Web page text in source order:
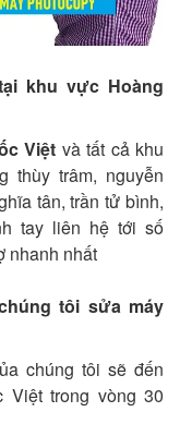
khu vực Hoàng
Việt và tất cả khu
thùy trâm, nguyễn
tân, trần tử bình,
tay liên hệ tới số
nhanh nhất
tôi sửa máy
chúng tôi sẽ đến
Việt trong vòng 30